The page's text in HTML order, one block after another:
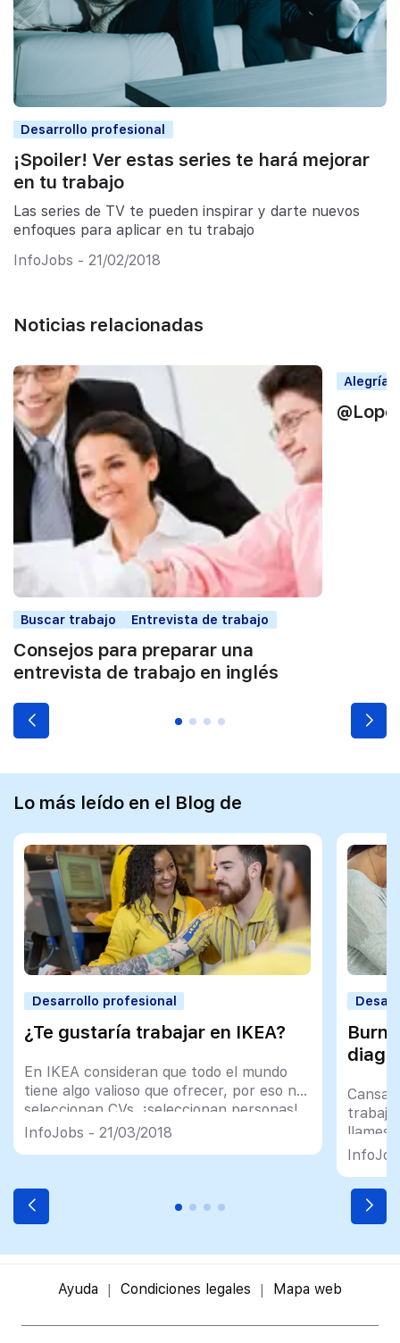
Desarrollo profesional
¡Spoiler! Ver estas series te hará mejorar
en tu trabajo
Las series de TV te pueden inspirar y darte nuevos
enfoques para aplicar en tu trabajo
InfoJobs - 21/02/2018
Noticias relacionadas
Buscar trabajo Entrevista de trabajo
Consejos para preparar una
entrevista de trabajo en inglés
Alegrías
Lo más leído en el Blog de
Desarrollo profesional
¿Te gustaría trabajar en IKEA?
En IKEA consideran que todo el mundo
tiene algo valioso que ofrecer, por eso no
seleccionan CVs, ¡seleccionan personas!
InfoJobs - 21/03/2018
trabajo
llames,
frenan
Ayuda Condiciones legales Mapa web